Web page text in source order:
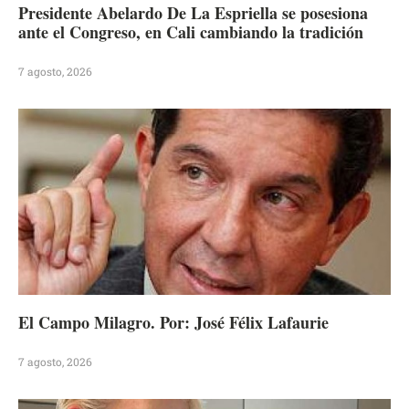
Presidente Abelardo De La Espriella se posesiona
ante el Congreso, en Cali cambiando la tradición
7 agosto, 2026
El Campo Milagro. Por: José Félix Lafaurie
7 agosto, 2026